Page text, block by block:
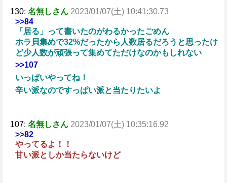
130: 名無しさん 2023/01/07(土) 10:41:30.73
>>84
「居る」って書いたのがわるかったごめん
ホラ貝集めで32%だったから人数居るだろうと思ったけ
ど少人数が頑張って集めてただけなのかもしれない
>>107
いっぱいやってね！
辛い派なのですっぱい派と当たりたいよ
107: 名無しさん 2023/01/07(土) 10:35:16.92
>>82
やってるよ！！
甘い派としか当たらないけど